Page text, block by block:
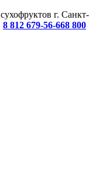
г. Санкт-
8 812 679-56-668 800